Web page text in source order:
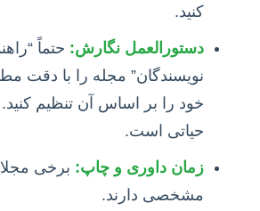
کنید.
دستورالعمل نگارش: حتماً
نویسندگان” مجله را با دقت
خود را بر اساس آن تنظیم
حیاتی است.
زمان داوری و چاپ: برخی
مشخصی دارند.